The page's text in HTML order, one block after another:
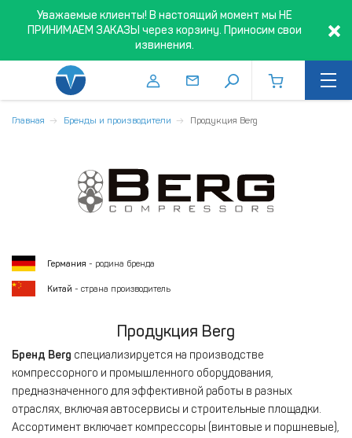
Уважаемые клиенты! В настоящий момент мы НЕ
ПРИНИМАЕМ ЗАКАЗЫ через корзину. Приносим свои
извинения.
Главная Бренды и производители Продукция Berg
Германия - родина бренда
Китай - страна производитель
Продукция Berg
Бренд Berg специализируется на производстве
компрессорного и промышленного оборудования,
предназначенного для эффективной работы в разных
отраслях, включая автосервисы и строительные площадки.
Ассортимент включает компрессоры (винтовые и поршневые),